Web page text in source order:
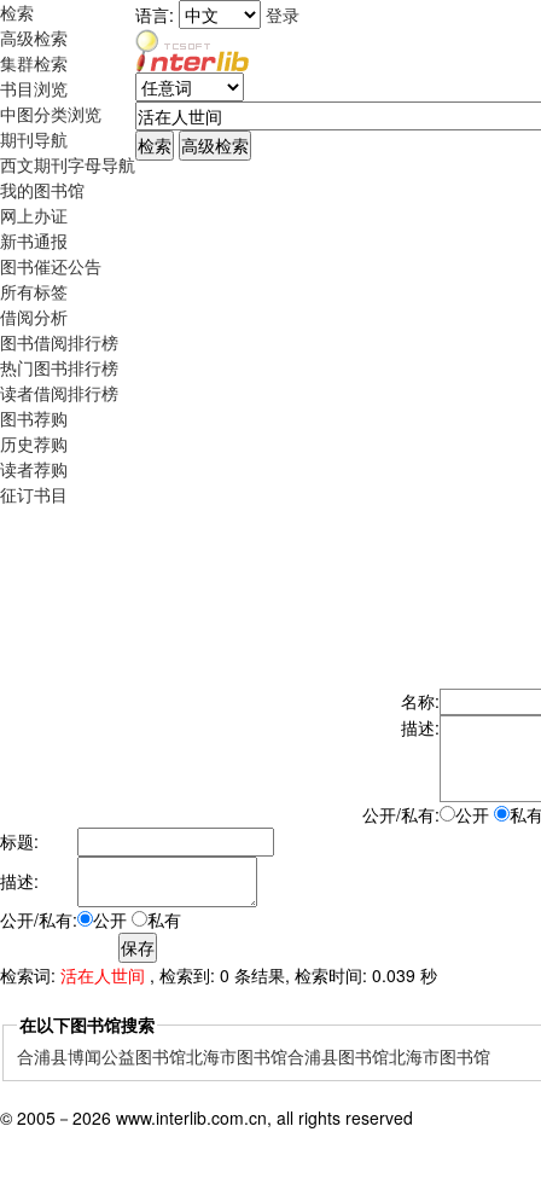
检索
高级检索
集群检索
书目浏览
中图分类浏览
期刊导航
西文期刊字母导航
我的图书馆
网上办证
新书通报
图书催还公告
所有标签
借阅分析
图书借阅排行榜
热门图书排行榜
读者借阅排行榜
图书荐购
历史荐购
读者荐购
征订书目
语言: 登录
名称:
描述:
公开/私有: 公开
私
标题:
描述:
公开/私有:
公开 私有
检索词: 活在人世间 , 检索到: 0 条结果, 检索时间: 0.039 秒
在以下图书馆搜索
合浦县博闻公益图书馆北海市图书馆合浦县图书馆北海市图书馆
© 2005－ 2026 www.interlib.com.cn, all rights reserved